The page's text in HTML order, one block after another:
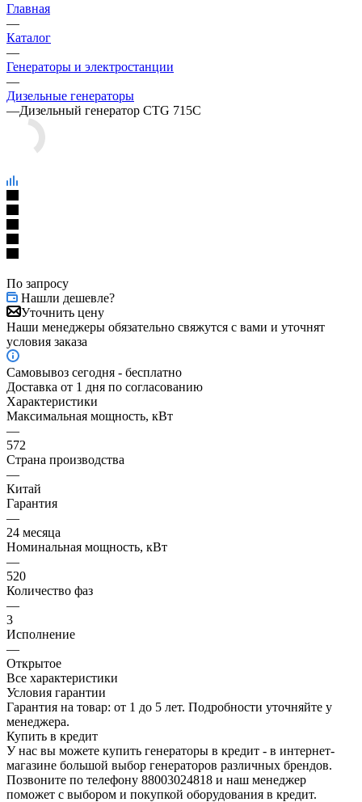
Главная
—
Каталог
—
Генераторы и электростанции
—
Дизельные генераторы
—Дизельный генератор CTG 715С
По запросу
Нашли дешевле?
Уточнить цену
Наши менеджеры обязательно свяжутся с вами и уточнят
условия заказа
Самовывоз сегодня - бесплатно
Доставка от 1 дня по согласованию
Характеристики
Максимальная мощность, кВт
—
572
Страна производства
—
Китай
Гарантия
—
24 месяца
Номинальная мощность, кВт
—
520
Количество фаз
—
3
Исполнение
—
Открытое
Все характеристики
Условия гарантии
Гарантия на товар: от 1 до 5 лет. Подробности уточняйте у
менеджера.
Купить в кредит
У нас вы можете купить генераторы в кредит - в интернет-
магазине большой выбор генераторов различных брендов.
Позвоните по телефону 88003024818 и наш менеджер
поможет с выбором и покупкой оборудования в кредит.